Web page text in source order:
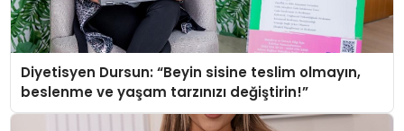
Diyetisyen Dursun: “Beyin sisine teslim olmayın,
beslenme ve yaşam tarzınızı değiştirin!”